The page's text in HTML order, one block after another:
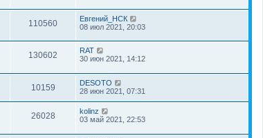
110560
Евгений_НСК
08 июл 2021, 20:03
130602
RAT
30 июн 2021, 14:12
10159
DESOTO
28 июн 2021, 07:31
26028
kolinz
03 май 2021, 22:53